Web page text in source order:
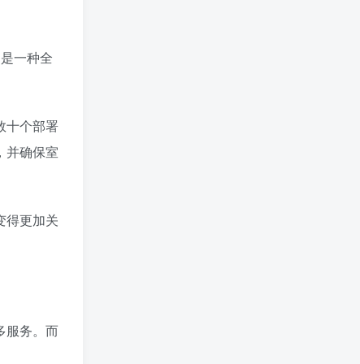
一种全
十个部署
并确保室
得更加关
服务。而